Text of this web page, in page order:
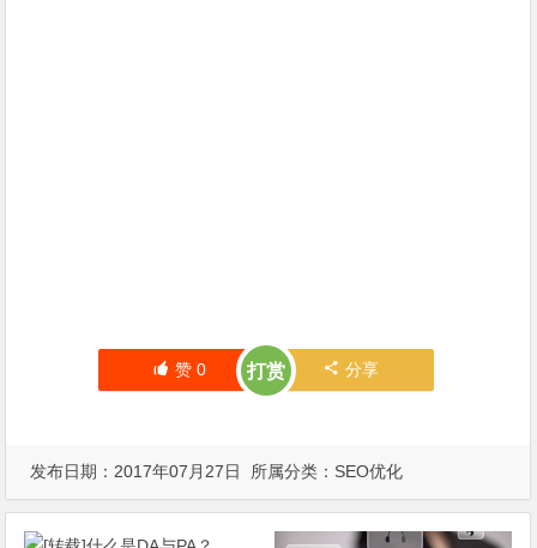
赞0 打赏 分享
发布日期：2017年07月27日 所属分类： SEO优化